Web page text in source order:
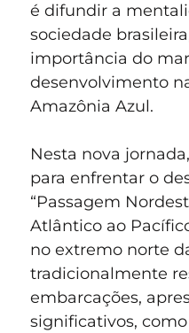
é difundir a
sociedade
importância do
desenvolvimento
Amazônia Azul.
Nesta nova
para enfrentar o
“Passagem
Atlântico ao
no extremo norte
tradicionalmente
embarcações,
significativos,